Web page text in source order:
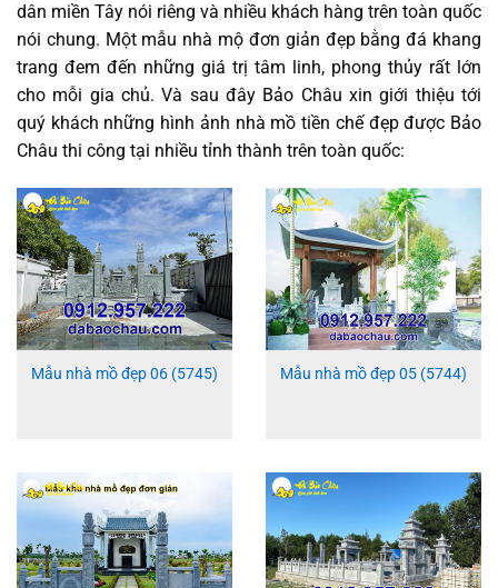
dân miền Tây nói riêng và nhiều khách hàng trên toàn quốc
nói chung. Một mẫu nhà mộ đơn giản đẹp bằng đá khang
trang đem đến những giá trị tâm linh, phong thủy rất lớn
cho mỗi gia chủ. Và sau đây Bảo Châu xin giới thiệu tới
quý khách những hình ảnh nhà mồ tiền chế đẹp được Bảo
Châu thi công tại nhiều tỉnh thành trên toàn quốc:
Mẫu nhà mồ đẹp 06 (5745) Mẫu nhà mồ đẹp 05 (5744)